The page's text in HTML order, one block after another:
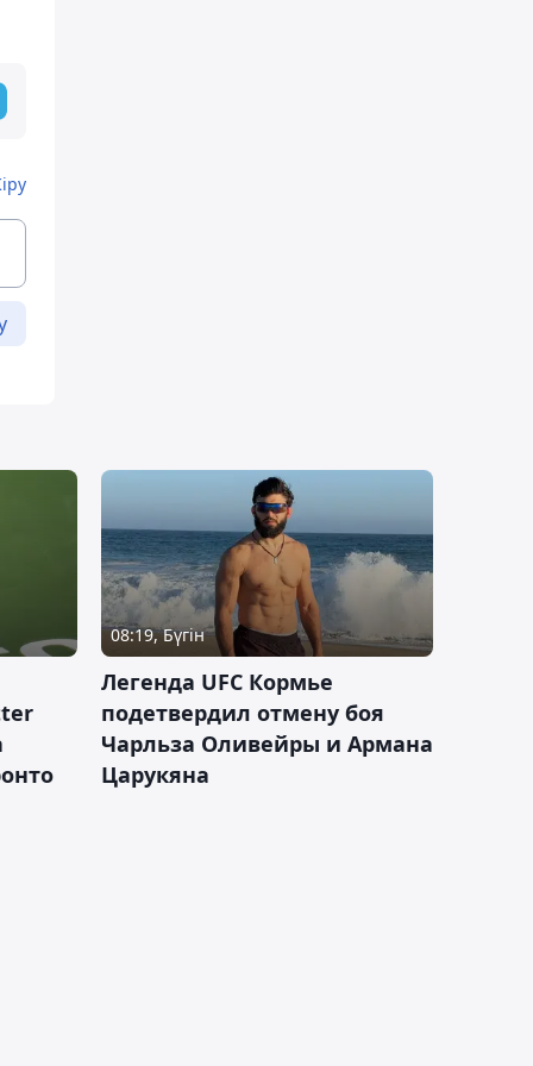
08:19, Бүгін
Легенда UFC Кормье
подетвердил отмену боя
Чарльза Оливейры и Армана
Царукяна